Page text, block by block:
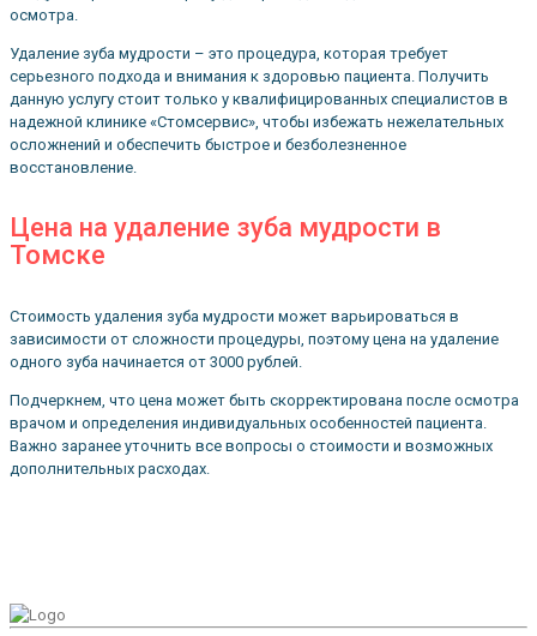
осмотра.
Удаление зуба мудрости – это процедура, которая требует
серьезного подхода и внимания к здоровью пациента. Получить
данную услугу стоит только у квалифицированных специалистов в
надежной клинике «Стомсервис», чтобы избежать нежелательных
осложнений и обеспечить быстрое и безболезненное
восстановление.
Цена на удаление зуба мудрости в
Томске
Стоимость удаления зуба мудрости может варьироваться в
зависимости от сложности процедуры, поэтому цена на удаление
одного зуба начинается от 3000 рублей.
Подчеркнем, что цена может быть скорректирована после осмотра
врачом и определения индивидуальных особенностей пациента.
Важно заранее уточнить все вопросы о стоимости и возможных
дополнительных расходах.